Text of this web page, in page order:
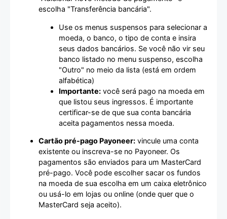
escolha "Transferência bancária".
Use os menus suspensos para selecionar a
moeda, o banco, o tipo de conta e insira
seus dados bancários. Se você não vir seu
banco listado no menu suspenso, escolha
"Outro" no meio da lista (está em ordem
alfabética)
Importante: você será pago na moeda em
que listou seus ingressos. É importante
certificar-se de que sua conta bancária
aceita pagamentos nessa moeda.
Cartão pré-pago Payoneer: vincule uma conta
existente ou inscreva-se no Payoneer. Os
pagamentos são enviados para um MasterCard
pré-pago. Você pode escolher sacar os fundos
na moeda de sua escolha em um caixa eletrônico
ou usá-lo em lojas ou online (onde quer que o
MasterCard seja aceito).